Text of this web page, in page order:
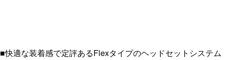
■快適な装着感で定評あるFlexタイプのヘッドセットシステム